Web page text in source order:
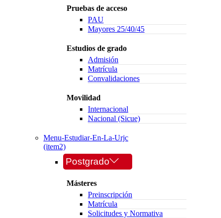
Pruebas de acceso
PAU
Mayores 25/40/45
Estudios de grado
Admisión
Matrícula
Convalidaciones
Movilidad
Internacional
Nacional (Sicue)
Menu-Estudiar-En-La-Urjc
(item2)
Postgrado
Másteres
Preinscripción
Matrícula
Solicitudes y Normativa